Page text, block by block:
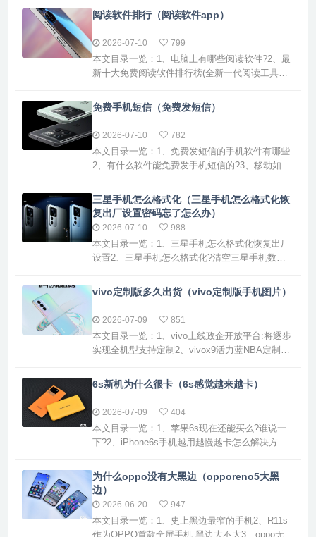
比较方便使用：苹果 iPhone SE (第3代)：屏幕大
小：7英寸，虽然略小于5英寸，但对于习惯小屏
幕的用户来说，这种尺寸非常便于单手操作和携
系统流畅...
阅读软件排行（阅读软件app）
2026-07-10 799
本文目录一览：1、电脑上有哪些阅读软件?2、最
新十大免费阅读软件排行榜(全新一代阅读工具助
第一名4、阅读软件哪个好用推荐5、十大免费看
书软件排行榜6、最好的本地阅读器软件电脑上有
哪些阅读软件?1、熊猫看书电脑版91熊猫看书电
TXT、DOCX...
免费手机短信（免费发短信）
2026-07-10 782
本文目录一览：1、免费发短信的手机软件有哪些
2、有什么软件能免费发手机短信的?3、移动如何
手机免费发短信?6、手机短信平台免费发短信的
手机软件有哪些免费发短信的手机软件众多，其
中一些较为流行的包括TextFree、FreeTone、
三星手机怎么格式化（三星手机怎么格式化恢
复出厂设置密码忘了怎么办）
2026-07-10 988
本文目录一览：1、三星手机怎么格式化恢复出厂
设置2、三星手机怎么格式化?清空三星手机数据
三星手机如何格机5、三星手机内存怎样格式化
6、三星手机怎么格式化三星手机怎么格式化恢复
出厂设置1、三星手机恢复出厂设置进行格式化的
单，进入设置。 步骤二：...
vivo定制版多久出货（vivo定制版手机图片）
2026-07-09 851
本文目录一览：1、vivo上线政企开放平台:将逐步
实现全机型支持定制2、vivox9活力蓝NBA定制版
线政企开放平台:将逐步实现全机型支持定制vivo
于11月12日正式上线政企开放平台，核心举措与
优势如下：全机型定制支持平台将逐步实现全机
6s新机为什么很卡（6s感觉越来越卡）
2026-07-09 404
本文目录一览：1、苹果6s现在还能买么?谁说一
下?2、iPhone6s手机越用越慢越卡怎么解决方法
4、苹果6s换电池手机有点卡为什么5、在网上买
了苹果6s收到了反应迟钝。。卡怎么回事6、新机
6S有时候会死机怎怎么回事苹果6s现在还能买么?
为什么oppo没有大黑边（opporeno5大黑
边）
2026-06-20 947
本文目录一览：1、史上黑边最窄的手机2、R11s
作为OPPO首款全屏手机,黑边大不大3、oppo无边